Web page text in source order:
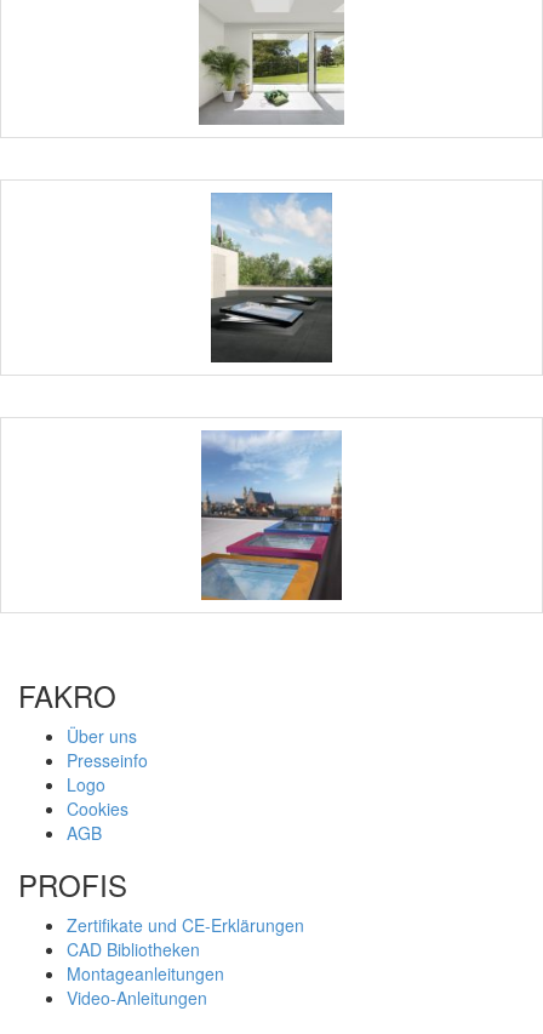
FAKRO
Über uns
Presseinfo
Logo
Cookies
AGB
PROFIS
Zertifikate und CE-Erklärungen
CAD Bibliotheken
Montageanleitungen
Video-Anleitungen